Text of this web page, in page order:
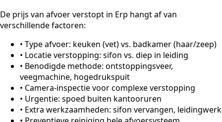
De prijs van afvoer verstopt in Erp hangt af van
verschillende factoren:
• Type afvoer: keuken (vet) vs. badkamer (haar/zeep)
• Locatie verstopping: sifon vs. diep in leiding
• Benodigde methode: ontstoppingsveer,
veegmachine, hogedrukspuit
• Camera-inspectie voor complexe verstopping
• Urgentie: spoed buiten kantooruren
• Extra werkzaamheden: sifon vervangen, leidingwerk